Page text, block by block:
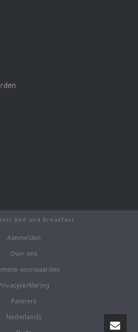
Bed and Breakfast
Aanmelden
Over ons
voorwaarden
Partners
Nederlands